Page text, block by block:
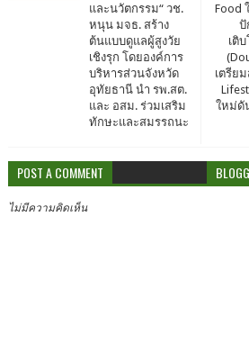
Food
ปั
เติ
เตรีย
ใหม่ดั
และนวัตกรรม“ วช.
หนุน มจธ. สร้าง
ต้นแบบดูแลผู้สูงวัย
เชิงรุก โดยองค์การ
บริหารส่วนจังหวัด
อุทัยธานี นำ รพ.สต.
และ อสม. ร่วมเสริม
ทักษะและสมรรถนะ
POST A COMMENT
ไม่มีความคิดเห็น